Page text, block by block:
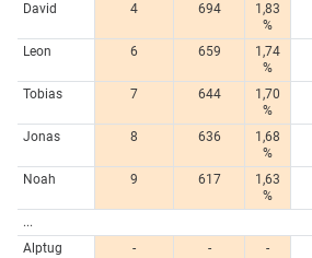
David
4 694
1,83
%
Leon
6 659
1,74
%
Tobias
7 644
1,70
%
Jonas
8 636
1,68
%
Noah
9 617
1,63
%
...
Alptug
- - -